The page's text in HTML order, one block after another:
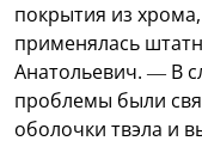
покрытия из
применялась
Анатольевич. — В
проблемы были
оболочки твэла и